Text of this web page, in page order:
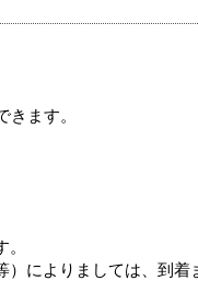
ます。
によりましては、到着